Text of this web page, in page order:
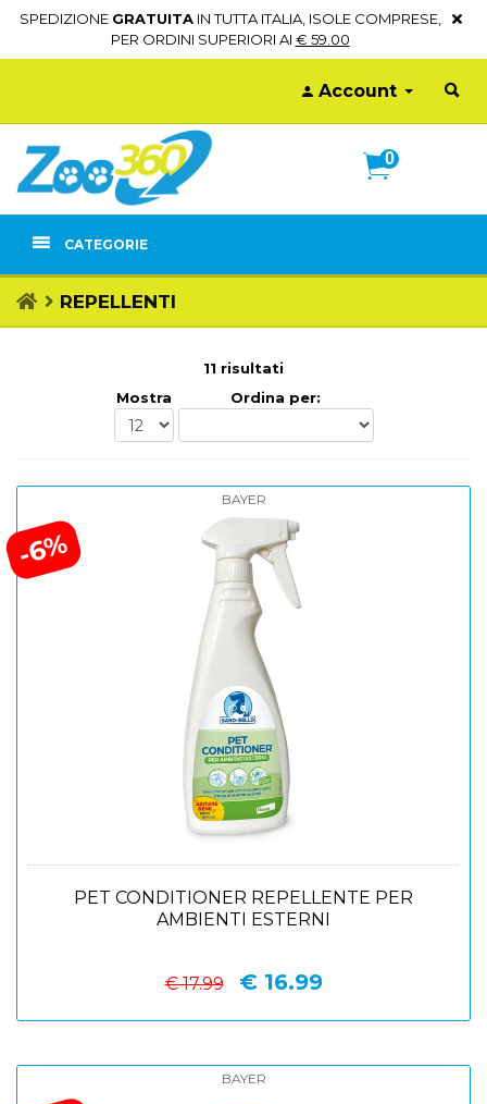
SPEDIZIONE GRATUITAIN TUTTA ITALIA, ISOLE COMPRESE,
PER ORDINI SUPERIORI AI € 59.00
Account
0
CATEGORIE
REPELLENTI
11 risultati
Mostra
Ordina per:
-6%
BAYER
PET CONDITIONER REPELLENTE PER
AMBIENTI ESTERNI
€ 17.99 € 16.99
BAYER